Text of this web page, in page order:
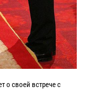
о своей встрече с